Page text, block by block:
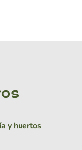
y huertos